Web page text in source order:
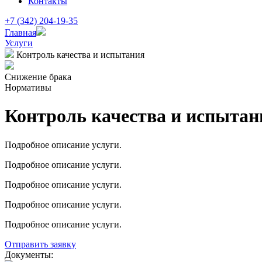
+7 (342) 204-19-35
Главная
Услуги
Контроль качества и испытания
Снижение брака
Нормативы
Контроль качества и
Подробное описание услуги.
Подробное описание услуги.
Подробное описание услуги.
Подробное описание услуги.
Подробное описание услуги.
Отправить заявку
Документы: